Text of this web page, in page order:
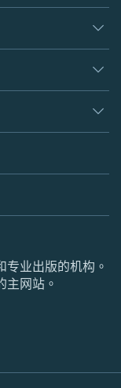
业出版的机构。
网站。